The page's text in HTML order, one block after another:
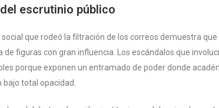
escrutinio público
social que rodeó la filtración de los correos demuestra
figuras con gran influencia. Los escándalos que
porque exponen un entramado de poder donde
total opacidad.